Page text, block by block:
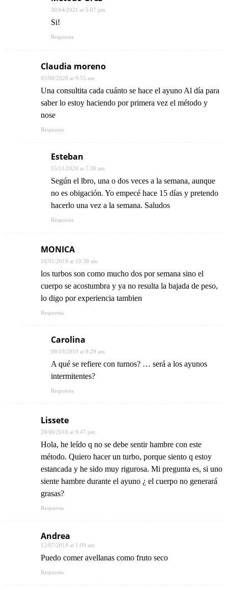
30/04/2021 at 5:07 pm
Si!
Respuesta
Claudia moreno
05/08/2020 at 9:55 am
Una consultita cada cuánto se hace el ayuno Al día para
saber lo estoy haciendo por primera vez el método y
nose
Respuesta
Esteban
15/11/2020 at 7:38 am
Según el lbro, una o dos veces a la semana, aunque
no es obigación. Yo empecé hace 15 días y pretendo
hacerlo una vez a la semana. Saludos
Respuesta
MONICA
16/01/2019 at 10:38 am
los turbos son como mucho dos por semana sino el
cuerpo se acostumbra y ya no resulta la bajada de peso,
lo digo por experiencia tambien
Respuesta
Carolina
09/10/2019 at 8:29 am
A qué se refiere con turnos? … será a los ayunos
intermitentes?
Respuesta
Lissete
28/08/2018 at 9:47 pm
Hola, he leído q no se debe sentir hambre con este
método. Quiero hacer un turbo, porque siento q estoy
estancada y he sido muy rigurosa. Mi pregunta es, si uno
siente hambre durante el ayuno ¿ el cuerpo no generará
grasas?
Respuesta
Andrea
12/07/2018 at 1:09 am
Puedo comer avellanas como fruto seco
Respuesta